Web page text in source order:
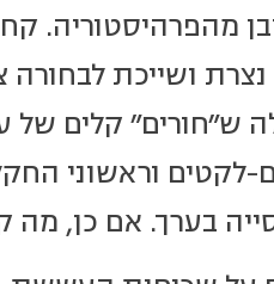
ש"חורים" קלים
לקטים וראשוני
בערך. אם כן, מה